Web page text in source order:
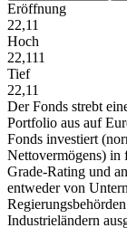
Eröffnung
22,11
Hoch
22,111
Tief
22,11
Der Fonds strebt
Portfolio aus auf
Fonds investiert
Nettovermögens) in
Grade-Rating und
entweder von
Industrieländern